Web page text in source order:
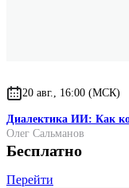
20 авг., 16:00 (МСК)
Диалектика ИИ: Как
Олег Сальманов
Бесплатно
Перейти